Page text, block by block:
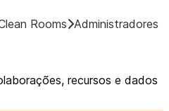
Rooms Administradores
recursos e dados